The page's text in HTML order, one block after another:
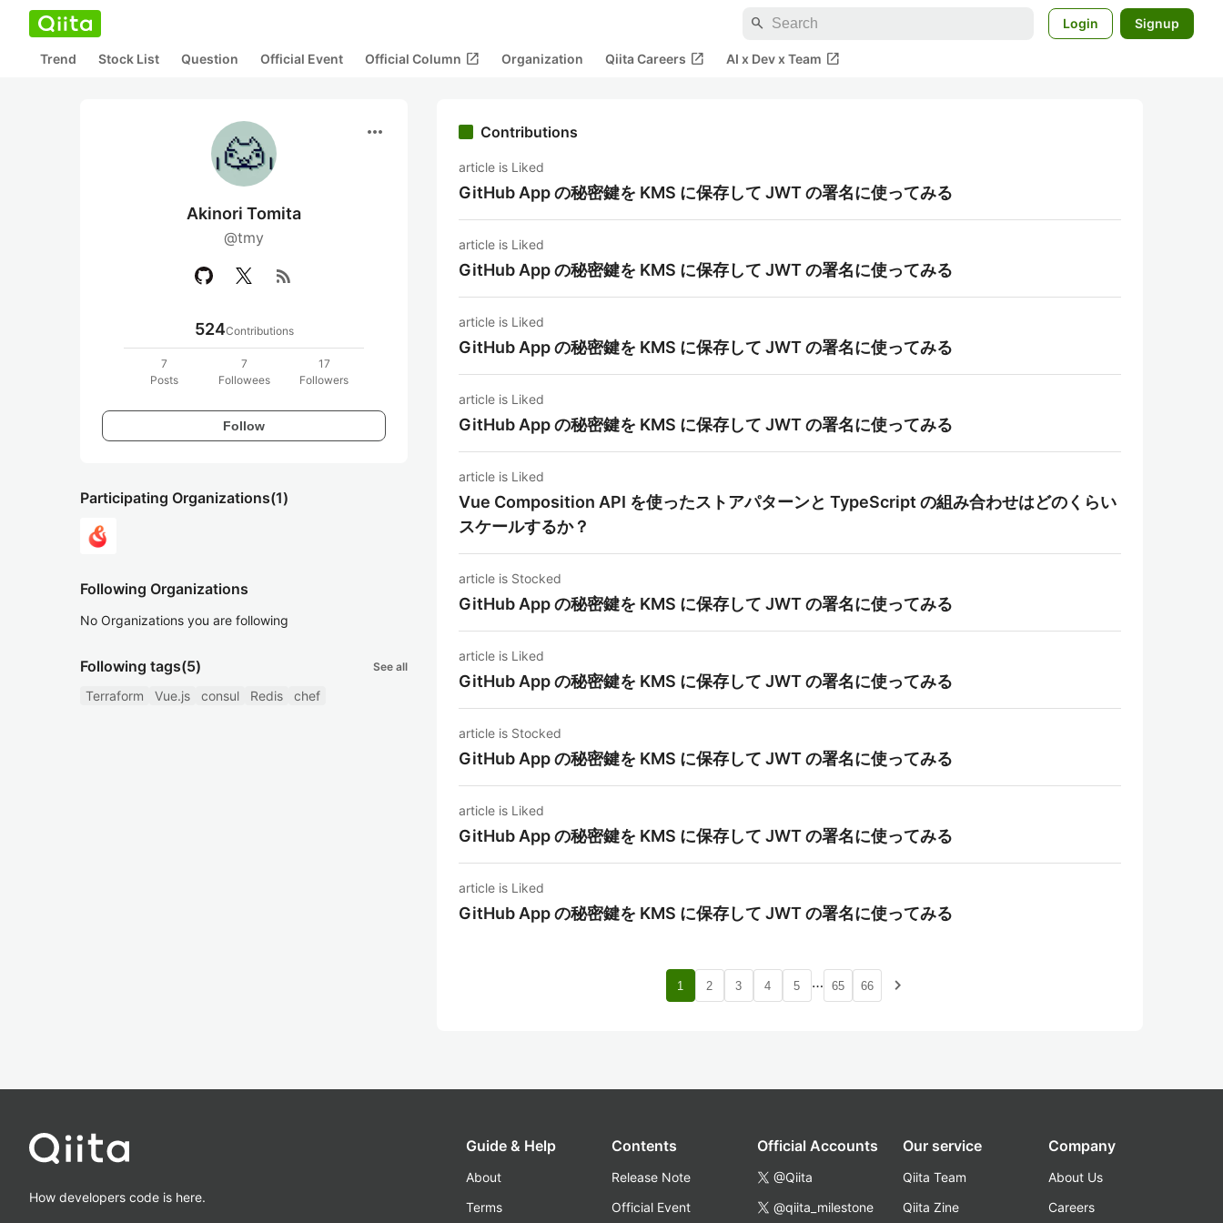
search Login Signup
Trend Stock List Question Official Event Official Column open_in_new Organization Qiita Careers open_in_new AI x Dev x Team open_in_new
more_horiz
Akinori Tomita
@tmy
rss_feed
524Contributions
7
Posts
7
Followees
17
Followers
Follow
Participating Organizations(1)
Following Organizations
No Organizations you are following
Following tags(5) See all
Terraform Vue.js consul Redis chef
Contributions
article is Liked
GitHub App の秘密鍵を KMS に保存して JWT の署名に使ってみる
article is Liked
GitHub App の秘密鍵を KMS に保存して JWT の署名に使ってみる
article is Liked
GitHub App の秘密鍵を KMS に保存して JWT の署名に使ってみる
article is Liked
GitHub App の秘密鍵を KMS に保存して JWT の署名に使ってみる
article is Liked
Vue Composition API を使ったストアパターンと TypeScript の組み合わせはどのくらい
スケールするか？
article is Stocked
GitHub App の秘密鍵を KMS に保存して JWT の署名に使ってみる
article is Liked
GitHub App の秘密鍵を KMS に保存して JWT の署名に使ってみる
article is Stocked
GitHub App の秘密鍵を KMS に保存して JWT の署名に使ってみる
article is Liked
GitHub App の秘密鍵を KMS に保存して JWT の署名に使ってみる
article is Liked
GitHub App の秘密鍵を KMS に保存して JWT の署名に使ってみる
1 2 3 4 5 … 65 66 navigate_next
How developers code is here.
Guide & Help
About
Terms
Contents
Release Note
Official Event
Official Accounts
@Qiita
@qiita_milestone
Our service
Qiita Team
Qiita Zine
Company
About Us
Careers